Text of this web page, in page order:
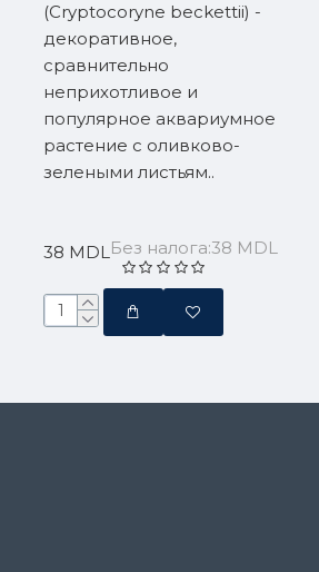
(Cryptocoryne beckettii) -
декоративное,
сравнительно
неприхотливое и
популярное аквариумное
растение с оливково-
зелеными листьям..
38 MDLБез налога:38 MDL